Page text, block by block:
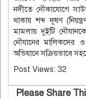
নদীতে নৌকাযোগে
থাকায় শব্দ দূষণ
মামলায় দুইটি
নৌযানের মালিকদের
অভিযানে সক্রিয়ভাবে
Post Views: 32
Please Share